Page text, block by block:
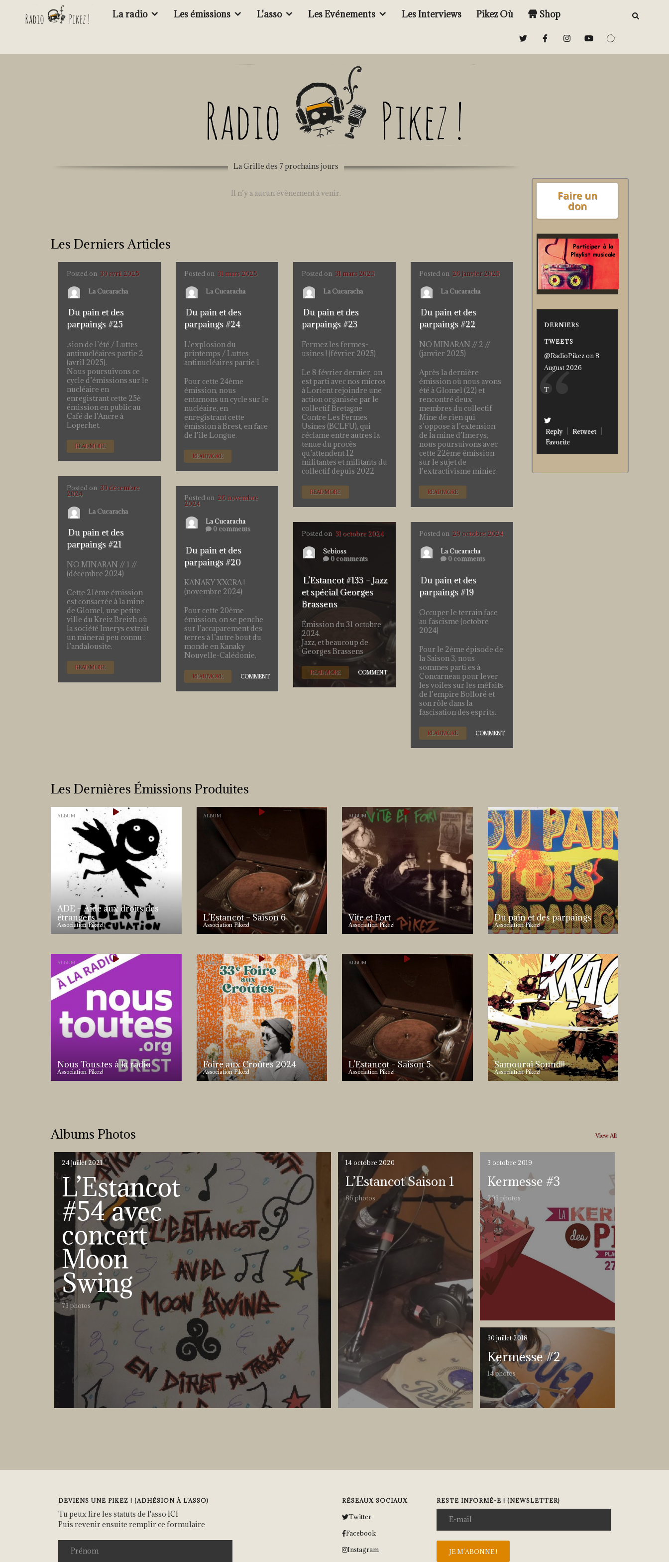
La radio Les émissions L'asso Les Evénements Les Interviews Pikez Où Shop
La Grille des 7 prochains jours
Il n’y a aucun évènement à venir.
Les Derniers Articles
Posted on 30 avril 2025
La Cucaracha
Du pain et des
parpaings #25
.sion de l’été / Luttes
antinucléaires partie 2
(avril 2025).
Nous poursuivons ce
cycle d’émissions sur le
nucléaire en
enregistrant cette 25è
émission en public au
Café de l’Ancre à
Loperhet.
READ MORE
Posted on 31 mars 2025
La Cucaracha
Du pain et des
parpaings #24
L’explosion du
printemps / Luttes
antinucléaires partie 1
Pour cette 24ème
émission, nous
entamons un cycle sur le
nucléaire, en
enregistrant cette
émission à Brest, en face
de l’île Longue.
READ MORE
Posted on 31 mars 2025
La Cucaracha
Du pain et des
parpaings #23
Fermez les fermes-
usines ! (février 2025)
Le 8 février dernier, on
est parti avec nos micros
à Lorient rejoindre une
action organisée par le
collectif Bretagne
Contre Les Fermes
Usines (BCLFU), qui
réclame entre autres la
tenue du procès
qu’attendent 12
militantes et militants du
collectif depuis 2022
READ MORE
Posted on 26 janvier 2025
La Cucaracha
Du pain et des
parpaings #22
NO MINARAN // 2 //
(janvier 2025)
Après la dernière
émission où nous avons
été à Glomel (22) et
rencontré deux
membres du collectif
Mine de rien qui
s’oppose à l’extension
de la mine d’Imerys,
nous poursuivons avec
cette 22ème émission
sur le sujet de
l’extractivisme minier.
READ MORE
Posted on 30 décembre
2024
La Cucaracha
Du pain et des
parpaings #21
NO MINARAN // 1 //
(décembre 2024)
Cette 21ème émission
est consacrée à la mine
de Glomel, une petite
ville du Kreiz Breizh où
la société Imerys extrait
un minerai peu connu :
l’andalousite.
READ MORE
Posted on 26 novembre
2024
La Cucaracha
0 comments
Du pain et des
parpaings #20
KANAKY XXCRA !
(novembre 2024)
Pour cette 20ème
émission, on se penche
sur l’accaparement des
terres à l’autre bout du
monde en Kanaky
Nouvelle-Calédonie.
READ MORE COMMENT
Posted on 31 octobre 2024
Sebioss
0 comments
L’Estancot #133 – Jazz
et spécial Georges
Brassens
Émission du 31 octobre
2024.
Jazz, et beaucoup de
Georges Brassens
READ MORE COMMENT
Posted on 29 octobre 2024
La Cucaracha
0 comments
Du pain et des
parpaings #19
Occuper le terrain face
au fascisme (octobre
2024)
Pour le 2ème épisode de
la Saison 3, nous
sommes parti.es à
Concarneau pour lever
les voiles sur les méfaits
de l’empire Bolloré et
son rôle dans la
fascisation des esprits.
READ MORE COMMENT
Faire un
don
DERNIERS
TWEETS
@RadioPikez on 8
August 2026
T
Reply
Retweet
Favorite
Les Dernières Émissions Produites
ALBUM
ADE – Aide aux droits des
étrangers
Association Pikez!
ALBUM
L’Estancot – Saison 6
Association Pikez!
ALBUM
Vite et Fort
Association Pikez!
ALBUM
Du pain et des parpaings
Association Pikez!
ALBUM
Nous Tous.tes à la radio
Association Pikez!
ALBUM
Foire aux Croûtes 2024
Association Pikez!
ALBUM
L’Estancot – Saison 5
Association Pikez!
ALBUM
Samourai Sound!!
Association Pikez!
Albums Photos View All
24 juillet 2021
L’Estancot
#54 avec
concert
Moon
Swing
73 photos
14 octobre 2020
L’Estancot Saison 1
86 photos
3 octobre 2019
Kermesse #3
203 photos
30 juillet 2018
Kermesse #2
14 photos
DEVIENS UNE PIKEZ ! (ADHÉSION À L’ASSO)
Tu peux lire les statuts de l'asso ICI
Puis revenir ensuite remplir ce formulaire
RÉSEAUX SOCIAUX
Twitter
Facebook
Instagram
RESTE INFORMÉ-E ! (NEWSLETTER)